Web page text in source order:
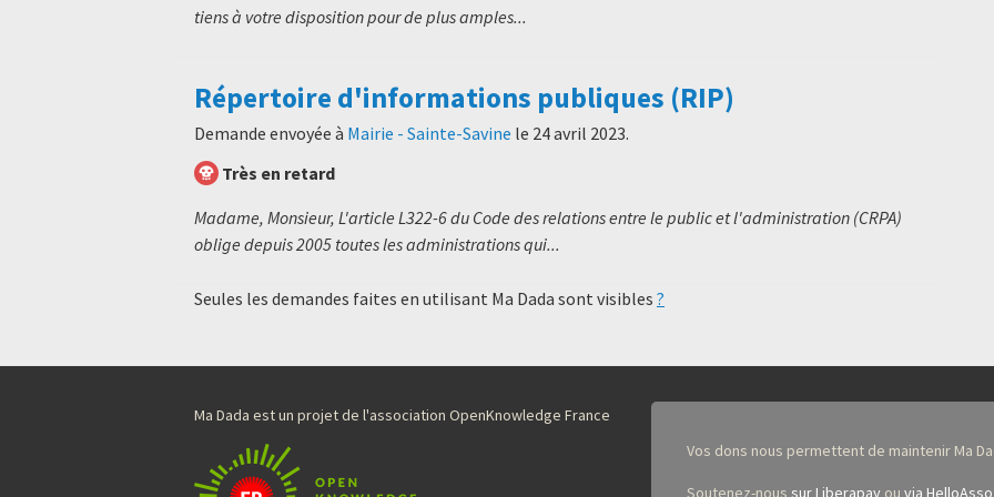
tiens à votre disposition pour de plus amples...
Répertoire d'informations publiques (RIP)
Demande envoyée à Mairie - Sainte-Savine le 24 avril 2023.
Très en retard
Madame, Monsieur, L'article L322-6 du Code des relations entre le public et l'administration (CRPA)
oblige depuis 2005 toutes les administrations qui...
Seules les demandes faites en utilisant Ma Dada sont visibles ?
Ma Dada est un projet de l'association OpenKnowledge France
Vos dons nous permettent de maintenir Ma
Soutenez-nous sur Liberapayou via HelloAsso